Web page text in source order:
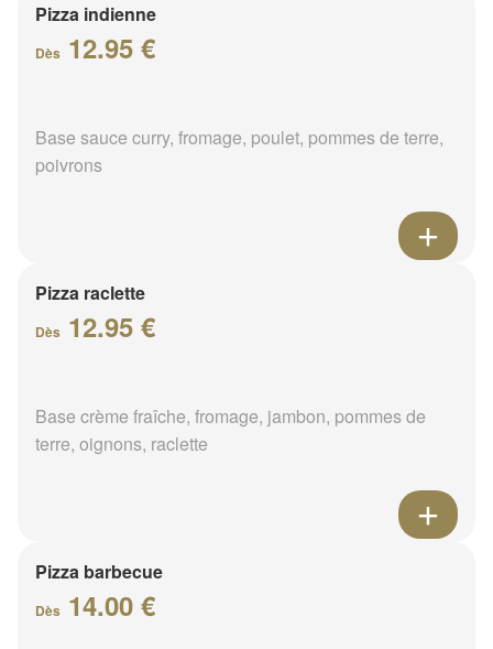
Pizza indienne
Dès 12.95 €
Base sauce curry, fromage, poulet, pommes de terre,
poivrons
Pizza raclette
Dès 12.95 €
Base crème fraîche, fromage, jambon, pommes de
terre, oignons, raclette
Pizza barbecue
Dès 14.00 €